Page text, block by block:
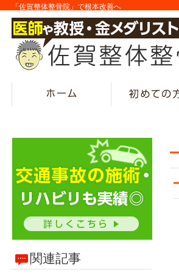
「佐賀整体整骨院」で根本改善へ
関連記事